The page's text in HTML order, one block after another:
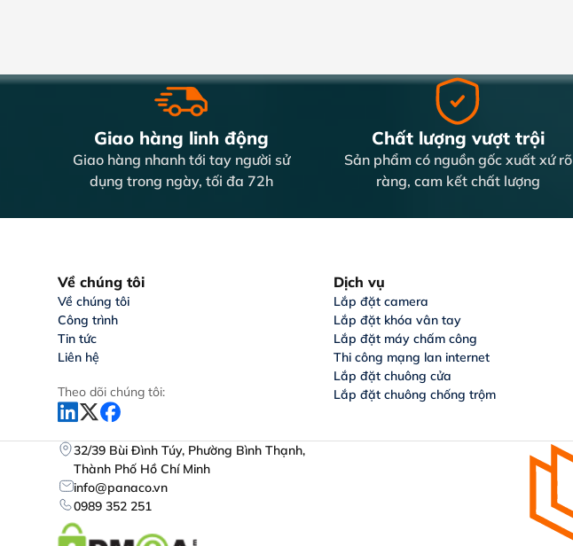
Giao hàng linh động
Giao hàng nhanh tới tay người sử
dụng trong ngày, tối đa 72h
Chất lượng vượt trội
Sản phẩm có nguồn gốc xuất xứ rõ
ràng, cam kết chất lượng
Về chúng tôi
Về chúng tôi
Công trình
Tin tức
Liên hệ
Theo dõi chúng tôi:
Dịch vụ
Lắp đặt camera
Lắp đặt khóa vân tay
Lắp đặt máy chấm công
Thi công mạng lan internet
Lắp đặt chuông cửa
Lắp đặt chuông chống trộm
32/39 Bùi Đình Túy, Phường Bình Thạnh,
Thành Phố Hồ Chí Minh
info@panaco.vn
0989 352 251